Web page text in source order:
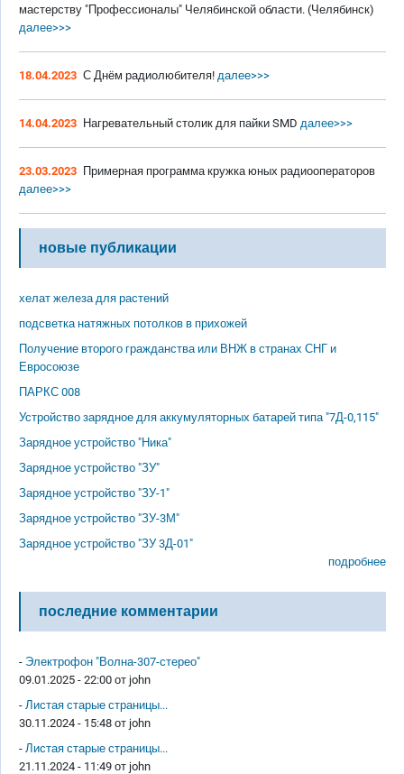
мастерству "Профессионалы" Челябинской области. (Челябинск)
далее>>>
18.04.2023 С Днём радиолюбителя! далее>>>
14.04.2023 Нагревательный столик для пайки SMD далее>>>
23.03.2023 Примерная программа кружка юных радиооператоров
далее>>>
новые публикации
хелат железа для растений
подсветка натяжных потолков в прихожей
Получение второго гражданства или ВНЖ в странах СНГ и
Евросоюзе
ПАРКС 008
Устройство зарядное для аккумуляторных батарей типа "7Д-0,115"
Зарядное устройство "Ника"
Зарядное устройство "ЗУ"
Зарядное устройство "ЗУ-1"
Зарядное устройство "ЗУ-3М"
Зарядное устройство "ЗУ 3Д-01"
подробнее
последние комментарии
- Электрофон "Волна-307-стерео"
09.01.2025 - 22:00 от john
- Листая старые страницы...
30.11.2024 - 15:48 от john
- Листая старые страницы...
21.11.2024 - 11:49 от john